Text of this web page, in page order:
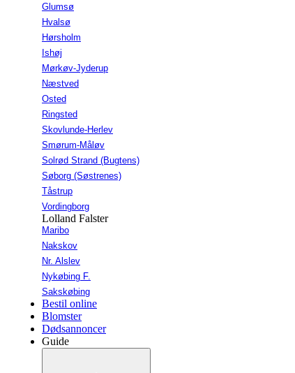
Glumsø
Hvalsø
Hørsholm
Ishøj
Mørkøv-Jyderup
Næstved
Osted
Ringsted
Skovlunde-Herlev
Smørum-Måløv
Solrød Strand (Bugtens)
Søborg (Søstrenes)
Tåstrup
Vordingborg
Lolland Falster
Maribo
Nakskov
Nr. Alslev
Nykøbing F.
Sakskøbing
Bestil online
Blomster
Dødsannoncer
Guide